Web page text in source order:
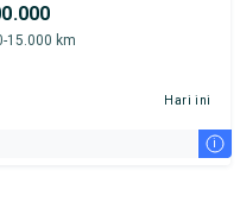
15.000 km
Hari ini
i